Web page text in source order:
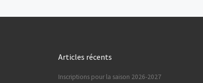
Articles récents
Inscriptions pour la saison 2026-2027